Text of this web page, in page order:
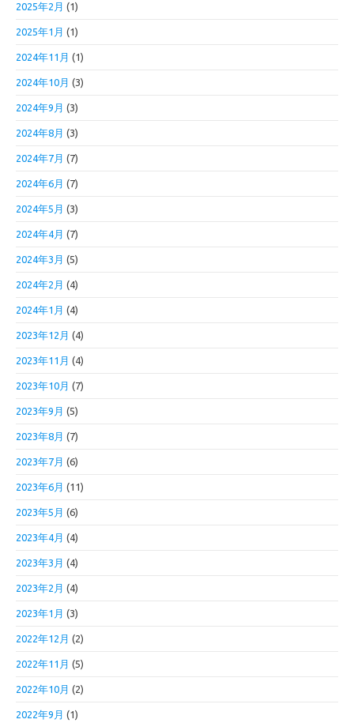
2025年2月 (1)
2025年1月 (1)
2024年11月 (1)
2024年10月 (3)
2024年9月 (3)
2024年8月 (3)
2024年7月 (7)
2024年6月 (7)
2024年5月 (3)
2024年4月 (7)
2024年3月 (5)
2024年2月 (4)
2024年1月 (4)
2023年12月 (4)
2023年11月 (4)
2023年10月 (7)
2023年9月 (5)
2023年8月 (7)
2023年7月 (6)
2023年6月 (11)
2023年5月 (6)
2023年4月 (4)
2023年3月 (4)
2023年2月 (4)
2023年1月 (3)
2022年12月 (2)
2022年11月 (5)
2022年10月 (2)
2022年9月 (1)